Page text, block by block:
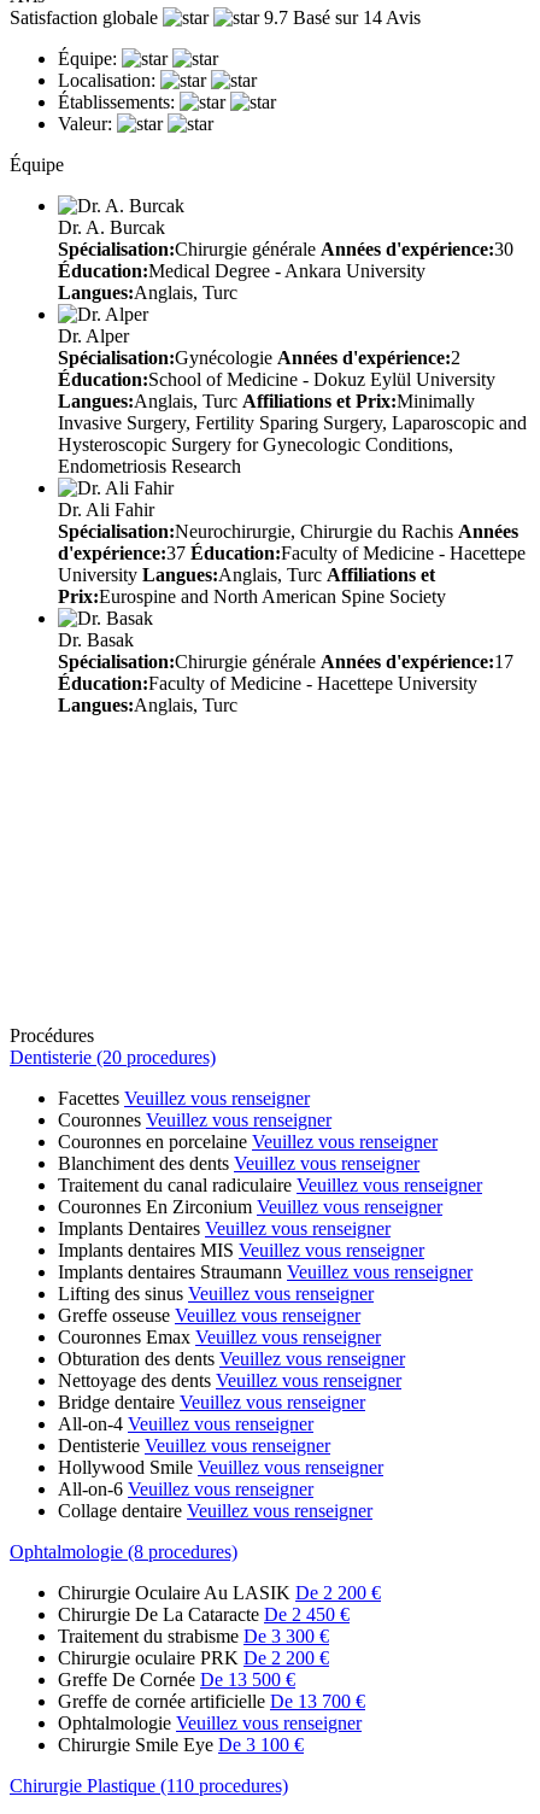
Satisfaction globale
9.7 Basé sur 14 Avis
Équipe:
Localisation:
Établissements:
Valeur:
Équipe
Dr. A. Burcak
Spécialisation:Chirurgie générale Années d'expérience:30
Éducation:Medical Degree - Ankara University
Langues:Anglais, Turc
Dr. Alper
Spécialisation:Gynécologie Années d'expérience:2
Éducation:School of Medicine - Dokuz Eylül University
Langues:Anglais, Turc Affiliations et Prix:Minimally
Invasive Surgery, Fertility Sparing Surgery, Laparoscopic and
Hysteroscopic Surgery for Gynecologic Conditions,
Endometriosis Research
Dr. Ali Fahir
Spécialisation:Neurochirurgie, Chirurgie du Rachis Années
d'expérience:37 Éducation:Faculty of Medicine - Hacettepe
University Langues:Anglais, Turc Affiliations et
Prix:Eurospine and North American Spine Society
Dr. Basak
Spécialisation:Chirurgie générale Années d'expérience:17
Éducation:Faculty of Medicine - Hacettepe University
Langues:Anglais, Turc
Procédures
Dentisterie (20 procedures)
Facettes Veuillez vous renseigner
Couronnes Veuillez vous renseigner
Couronnes en porcelaine Veuillez vous renseigner
Blanchiment des dents Veuillez vous renseigner
Traitement du canal radiculaire Veuillez vous renseigner
Couronnes En Zirconium Veuillez vous renseigner
Implants Dentaires Veuillez vous renseigner
Implants dentaires MIS Veuillez vous renseigner
Implants dentaires Straumann Veuillez vous renseigner
Lifting des sinus Veuillez vous renseigner
Greffe osseuse Veuillez vous renseigner
Couronnes Emax Veuillez vous renseigner
Obturation des dents Veuillez vous renseigner
Nettoyage des dents Veuillez vous renseigner
Bridge dentaire Veuillez vous renseigner
All-on-4 Veuillez vous renseigner
Dentisterie Veuillez vous renseigner
Hollywood Smile Veuillez vous renseigner
All-on-6 Veuillez vous renseigner
Collage dentaire Veuillez vous renseigner
Ophtalmologie (8 procedures)
Chirurgie Oculaire Au LASIK De 2 200 €
Chirurgie De La Cataracte De 2 450 €
Traitement du strabisme De 3 300 €
Chirurgie oculaire PRK De 2 200 €
Greffe De Cornée De 13 500 €
Greffe de cornée artificielle De 13 700 €
Ophtalmologie Veuillez vous renseigner
Chirurgie Smile Eye De 3 100 €
Chirurgie Plastique (110 procedures)